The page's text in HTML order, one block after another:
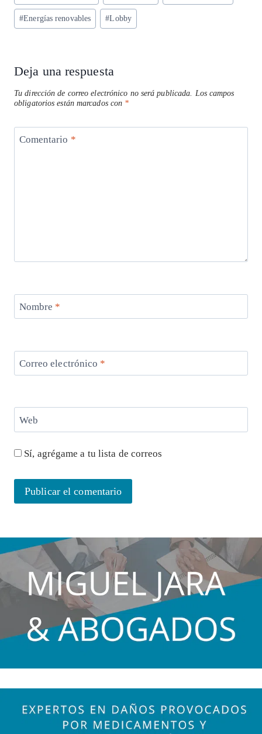
A
p
ra
m
o
o
dI
n
l
de
la#Energías renovables #Lobby
Deja una respuesta
Tu dirección de correo electrónico no será publicada.
Los campos
obligatorios están marcados con *
Comentario *
Nombre *
Correo electrónico *
Web
Sí, agrégame a tu lista de correos